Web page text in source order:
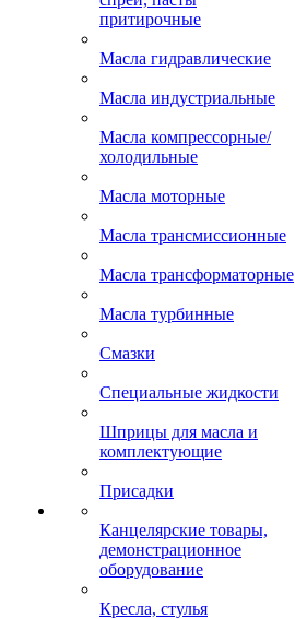
притирочные
Масла гидравлические
Масла индустриальные
Масла компрессорные/
холодильные
Масла моторные
Масла трансмиссионные
Масла трансформаторные
Масла турбинные
Смазки
Специальные жидкости
Шприцы для масла и
комплектующие
Присадки
Канцелярские товары,
демонстрационное
оборудование
Кресла, стулья